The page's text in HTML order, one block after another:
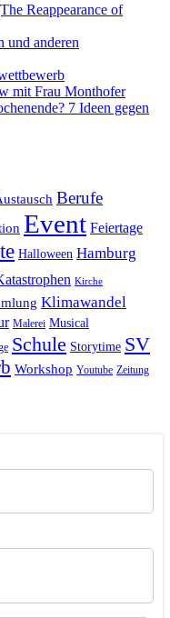
Reappearance of
und anderen
mit Frau Monthofer
7 Ideen gegen
Berufe
Event Feiertage
Halloween Hamburg
Kirche
Klimawandel
Malerei Musical
Schule Storytime SV
Workshop Youtube Zeitung